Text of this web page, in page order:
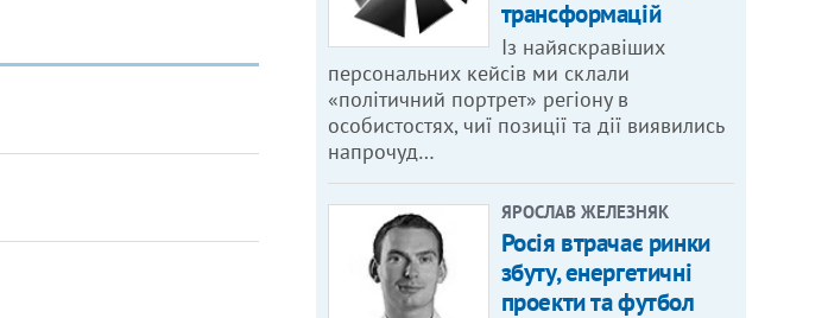
трансформацій
Із найяскравіших
персональних кейсів ми склали
«політичний портрет» регіону в
особистостях, чиї позиції та дії виявились
напрочуд…
ЯРОСЛАВ ЖЕЛЕЗНЯК
Росія втрачає ринки
збуту, енергетичні
проекти та футбол